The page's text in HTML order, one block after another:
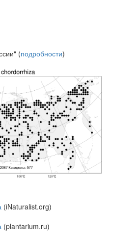
(подробности)
(iNaturalist.org)
(plantarium.ru)